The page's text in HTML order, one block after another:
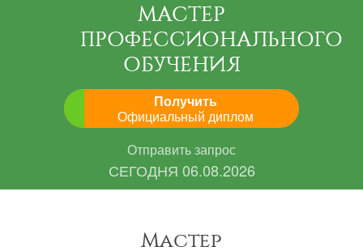
МАСТЕР
ПРОФЕССИОНАЛЬНОГО
ОБУЧЕНИЯ
Получить
Официальный диплом
Отправить запрос
СЕГОДНЯ 06.08.2026
Мастер